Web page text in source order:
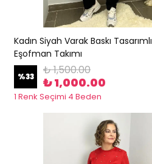
Kadın Siyah Varak Baskı Tasarımlı
Eşofman Takımı
%33 ₺ 1,500.00
₺ 1,000.00
1 Renk Seçimi 4 Beden